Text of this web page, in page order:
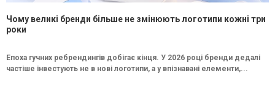
Чому великі бренди більше не змінюють логотипи кожні три
роки
Епоха гучних ребрендингів добігає кінця. У 2026 році бренди дедалі
частіше інвестують не в нові логотипи, а у впізнавані елементи,...